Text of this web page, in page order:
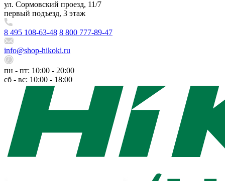
ул. Сормовский проезд, 11/7
первый подъезд, 3 этаж
8 495 108-63-48 8 800 777-89-47
info@shop-hikoki.ru
пн - пт: 10:00 - 20:00
сб - вс: 10:00 - 18:00